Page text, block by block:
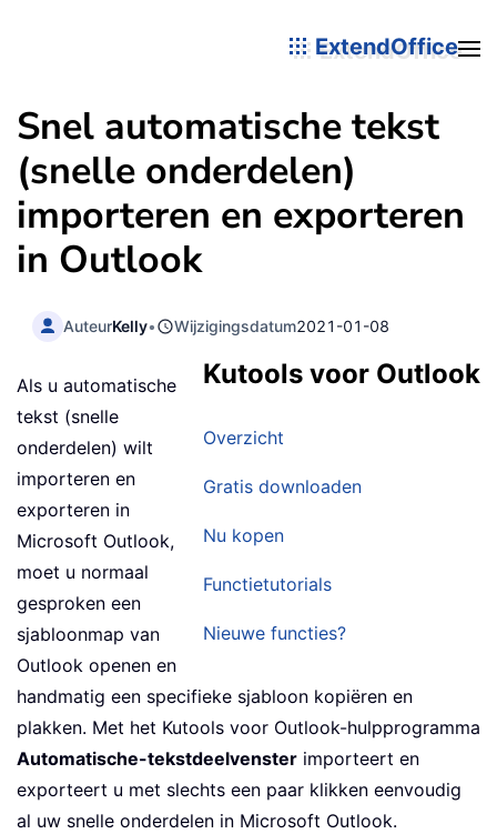
ExtendOffice
Snel automatische tekst
(snelle onderdelen)
importeren en exporteren
in Outlook
AuteurKelly• Wijzigingsdatum2021-01-08
Kutools voor Outlook
Overzicht
Gratis downloaden
Nu kopen
Functietutorials
Nieuwe functies?
Als u automatische
tekst (snelle
onderdelen) wilt
importeren en
exporteren in
Microsoft Outlook,
moet u normaal
gesproken een
sjabloonmap van
Outlook openen en
handmatig een specifieke sjabloon kopiëren en
plakken. Met het Kutools voor Outlook-hulpprogramma
Automatische-tekstdeelvenster importeert en
exporteert u met slechts een paar klikken eenvoudig
al uw snelle onderdelen in Microsoft Outlook.